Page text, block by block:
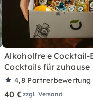
Alkoholfreie Cocktail-
Cocktails für zuhause
4,8 Partnerbewertung
40 €zzgl. Versand